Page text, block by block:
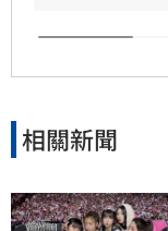
相關新聞